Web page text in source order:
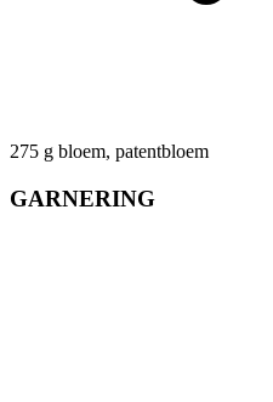
275 g bloem, patentbloem
GARNERING